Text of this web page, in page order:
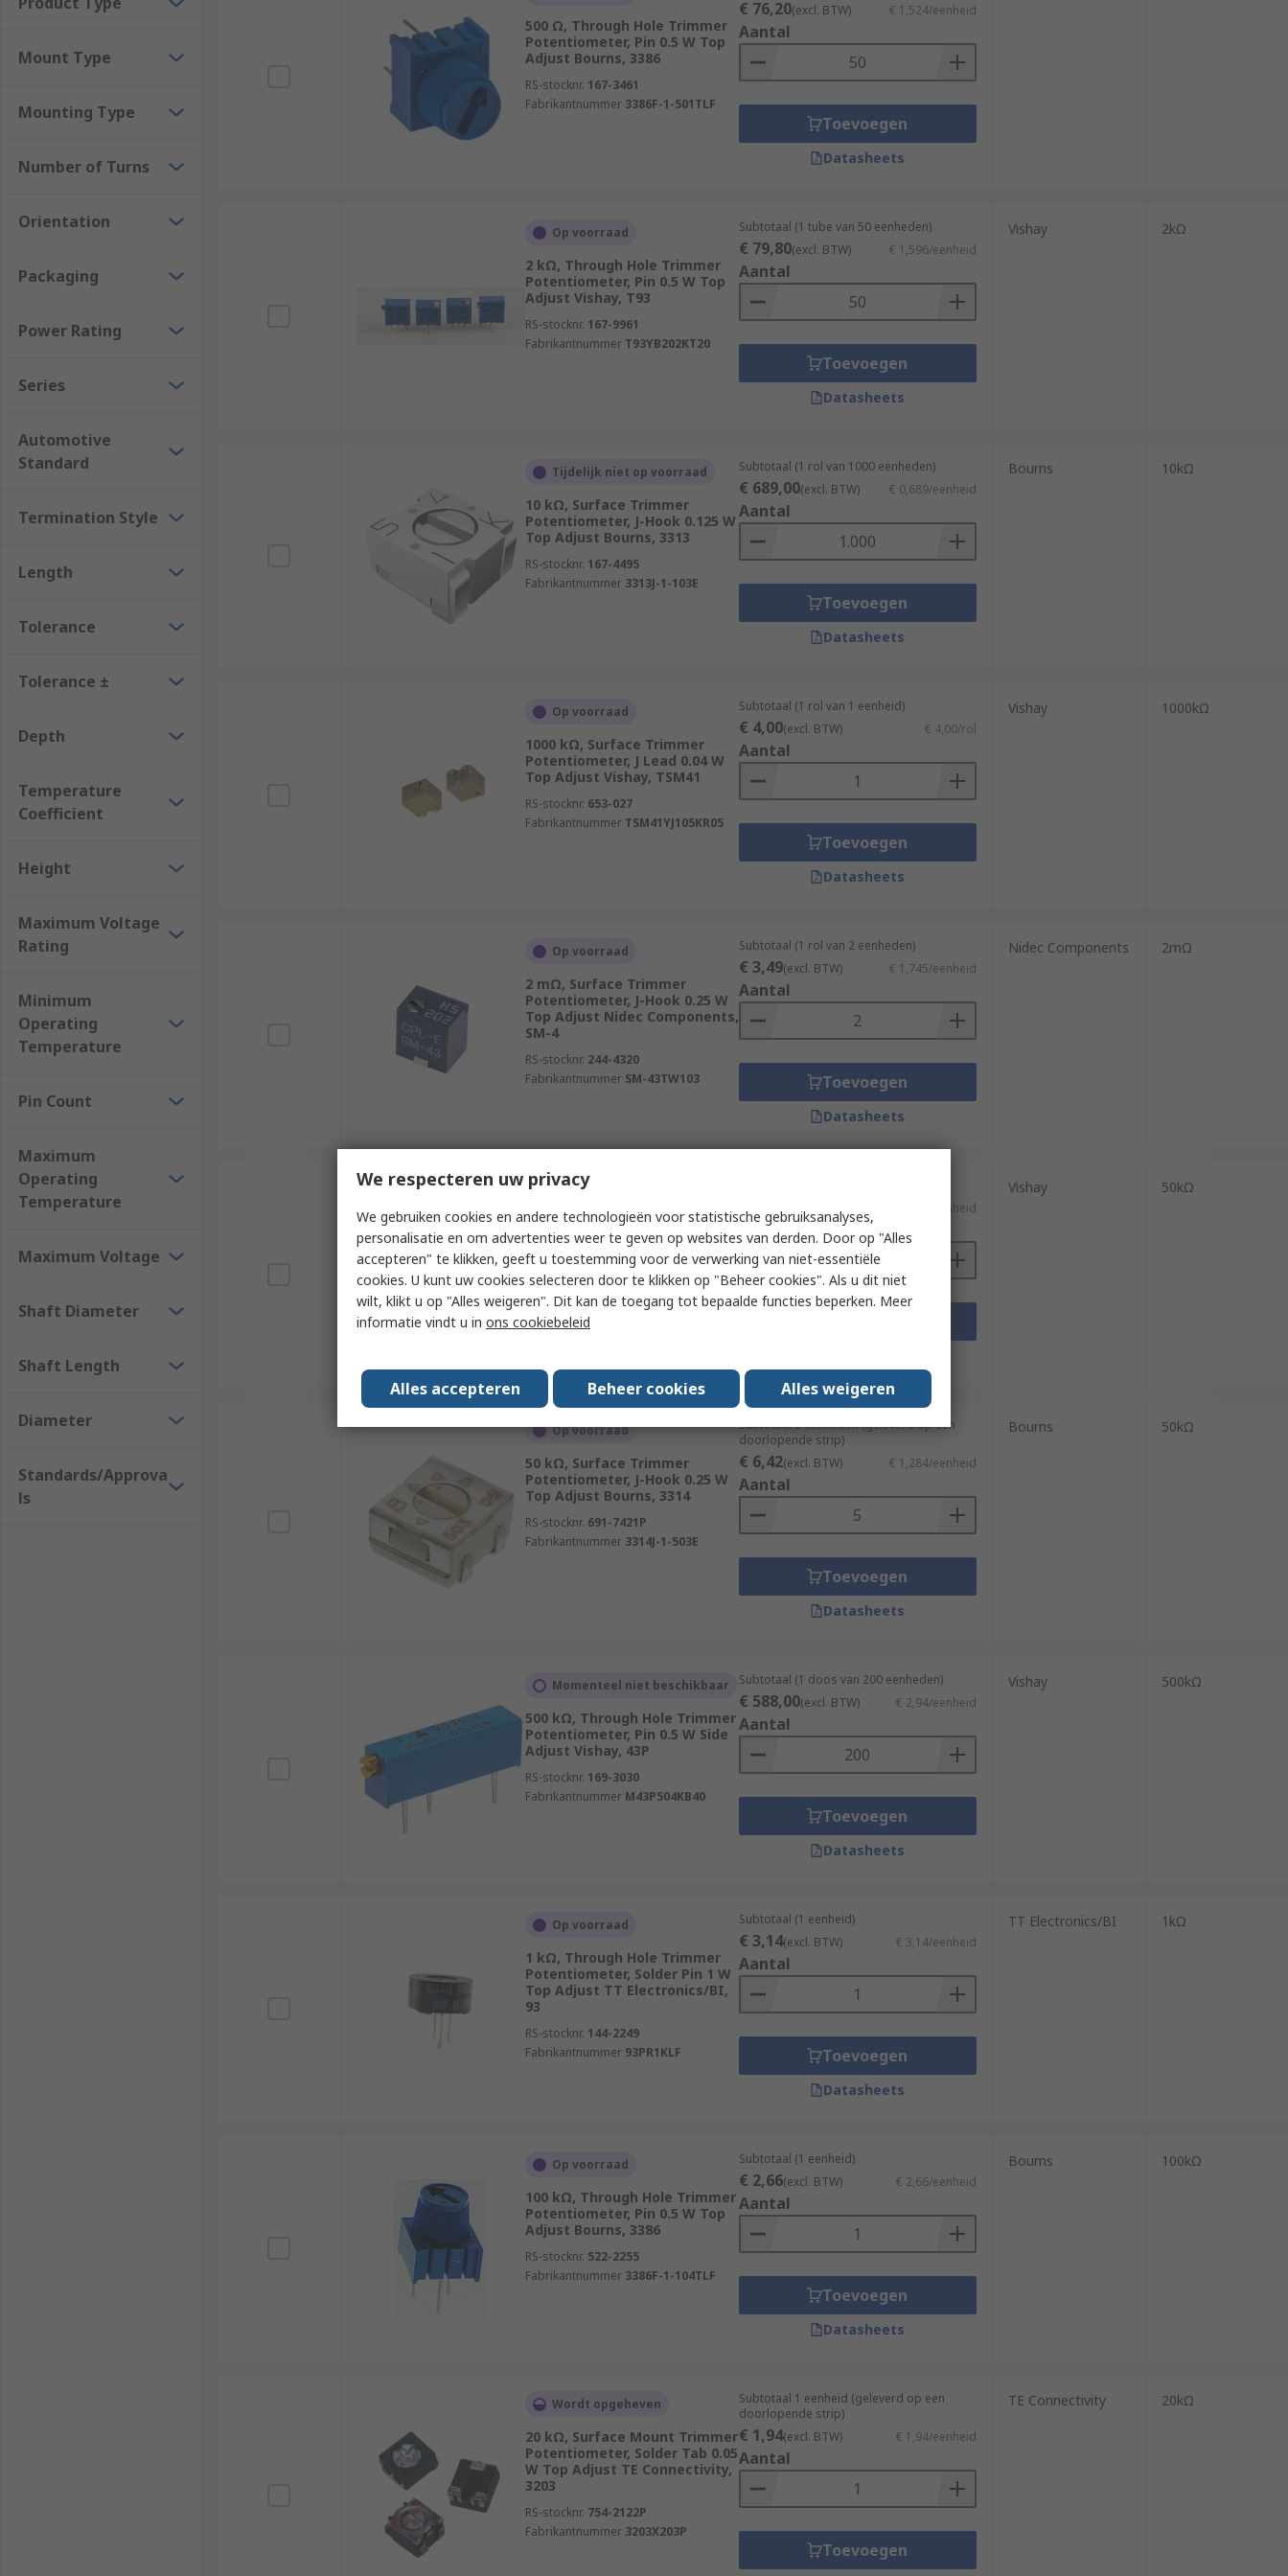
Mount Type
Mounting Type
Number of Turns
Orientation
Packaging
Power Rating
Series
Automotive
Standard
Termination Style
Length
Tolerance
Tolerance ±
Depth
Temperature
Coefficient
Height
Maximum Voltage
Rating
Minimum
Operating
Temperature
Pin Count
Maximum
Operating
Temperature
Maximum Voltage
Shaft Diameter
Shaft Length
Diameter
Standards/Approva
ls
500 Ω, Through Hole Trimmer
Potentiometer, Pin 0.5 W Top
Adjust Bourns, 3386
RS-stocknr. 167-3461
Fabrikantnummer 3386F-1-501TLF
€ 76,20(excl. BTW) € 1,524/eenheid
Aantal
Toevoegen
Datasheets
Op voorraad
2 kΩ, Through Hole Trimmer
Potentiometer, Pin 0.5 W Top
Adjust Vishay, T93
RS-stocknr. 167-9961
Fabrikantnummer T93YB202KT20
Subtotaal (1 tube van 50 eenheden)
€ 79,80(excl. BTW) € 1,596/eenheid
Aantal
Toevoegen
Datasheets
Vishay 2kΩ
Tijdelijk niet op voorraad
10 kΩ, Surface Trimmer
Potentiometer, J-Hook 0.125 W
Top Adjust Bourns, 3313
RS-stocknr. 167-4495
Fabrikantnummer 3313J-1-103E
Subtotaal (1 rol van 1000 eenheden)
€ 689,00(excl. BTW) € 0,689/eenheid
Aantal
Toevoegen
Datasheets
Bourns 10kΩ
Op voorraad
1000 kΩ, Surface Trimmer
Potentiometer, J Lead 0.04 W
Top Adjust Vishay, TSM41
RS-stocknr. 653-027
Fabrikantnummer TSM41YJ105KR05
Subtotaal (1 rol van 1 eenheid)
€ 4,00(excl. BTW) € 4,00/rol
Aantal
Toevoegen
Datasheets
Vishay 1000kΩ
Op voorraad
2 mΩ, Surface Trimmer
Potentiometer, J-Hook 0.25 W
Top Adjust Nidec Components,
SM-4
RS-stocknr. 244-4320
Fabrikantnummer SM-43TW103
Subtotaal (1 rol van 2 eenheden)
€ 3,49(excl. BTW) € 1,745/eenheid
Aantal
Toevoegen
Datasheets
Nidec Components 2mΩ
Laatste voorraad RS
50 kΩ, Through Hole Trimmer
Potentiometer, Pin 0.5 W Top
Adjust Vishay, 63P
RS-stocknr.167-9654
FabrikantnummerM63P503KB40
€ 1.622,40 (excl. BTW) € 4,056/eenheid
Aantal
Vishay 50kΩ
Op voorraad
50 kΩ, Surface Trimmer
Potentiometer, J-Hook 0.25 W
Top Adjust Bourns, 3314
RS-stocknr. 691-7421P
Fabrikantnummer 3314J-1-503E
Subtotaal 5 eenheden (geleverd op een
doorlopende strip)
€ 6,42(excl. BTW) € 1,284/eenheid
Aantal
Toevoegen
Datasheets
Bourns 50kΩ
Momenteel niet beschikbaar
500 kΩ, Through Hole Trimmer
Potentiometer, Pin 0.5 W Side
Adjust Vishay, 43P
RS-stocknr. 169-3030
Fabrikantnummer M43P504KB40
Subtotaal (1 doos van 200 eenheden)
€ 588,00(excl. BTW) € 2,94/eenheid
Aantal
Toevoegen
Datasheets
Vishay 500kΩ
Op voorraad
1 kΩ, Through Hole Trimmer
Potentiometer, Solder Pin 1 W
Top Adjust TT Electronics/BI,
93
RS-stocknr. 144-2249
Fabrikantnummer 93PR1KLF
Subtotaal (1 eenheid)
€ 3,14(excl. BTW) € 3,14/eenheid
Aantal
Toevoegen
Datasheets
TT Electronics/BI 1kΩ
Op voorraad
100 kΩ, Through Hole Trimmer
Potentiometer, Pin 0.5 W Top
Adjust Bourns, 3386
RS-stocknr. 522-2255
Fabrikantnummer 3386F-1-104TLF
Subtotaal (1 eenheid)
€ 2,66(excl. BTW) € 2,66/eenheid
Aantal
Toevoegen
Datasheets
Bourns 100kΩ
Wordt opgeheven
20 kΩ, Surface Mount Trimmer
Potentiometer, Solder Tab 0.05
W Top Adjust TE Connectivity,
3203
RS-stocknr. 754-2122P
Fabrikantnummer 3203X203P
Subtotaal 1 eenheid (geleverd op een
doorlopende strip)
€ 1,94(excl. BTW) € 1,94/eenheid
Aantal
Toevoegen
TE Connectivity 20kΩ
We respecteren uw privacy
We gebruiken cookies en andere technologieën voor statistische gebruiksanalyses,
personalisatie en om advertenties weer te geven op websites van derden. Door op "Alles
accepteren" te klikken, geeft u toestemming voor de verwerking van niet-essentiële
cookies. U kunt uw cookies selecteren door te klikken op "Beheer cookies". Als u dit niet
wilt, klikt u op "Alles weigeren". Dit kan de toegang tot bepaalde functies beperken. Meer
informatie vindt u in ons cookiebeleid
Alles accepteren Beheer cookies Alles weigeren